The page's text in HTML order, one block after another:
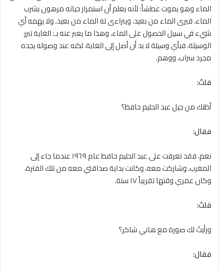
الماء وهو يموت عطشاً؛ لأنه يعلم أن استمرار حياته مرهون بشرب
الماء، فيرى الماء من بعيد، ويتراءى له الماء من بعيد، ولا يهمه أي
شيء في سبيل الحصول على الماء، وهذا ما يعبر عنه بـ: الغاية تبرر
الوسيلة، فبأي وسيلة لا بد أن أصل إلى الغاية، لكنه عند وصوله يجده
مجرد سراب، ووهم.
قلتُ:
أظنك من جيل عبد الحليم حافظ؟
فقال:
نعم، فقد تعرفت على عبد الحليم حافظ عام ١٩٦٩ عندما جاء إلى
المغرب، وشاركت معه، وكانت بداية صداقتي معه من تلك الفترة،
وكان عمري وقتها تقريباً ١٧ سنة.
قلتُ:
ورأيتُ لك صورة مع هاني شاكر؟
فقال: